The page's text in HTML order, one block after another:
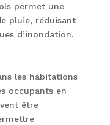
permet une
pluie, réduisant
d’inondation.
les habitations
occupants en
être